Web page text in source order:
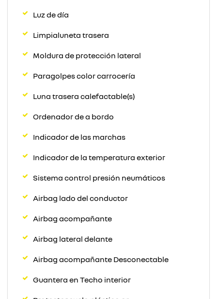
Luz de día
Limpialuneta trasera
Moldura de protección lateral
Paragolpes color carrocería
Luna trasera calefactable(s)
Ordenador de a bordo
Indicador de las marchas
Indicador de la temperatura exterior
Sistema control presión neumáticos
Airbag lado del conductor
Airbag acompañante
Airbag lateral delante
Airbag acompañante Desconectable
Guantera en Techo interior